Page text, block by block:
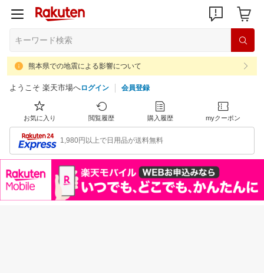
熊本県での地震による影響について
ようこそ 楽天市場へログイン 会員登録
お気に入り 閲覧履歴 購入履歴 myクーポン
1,980円以上で日用品が送料無料